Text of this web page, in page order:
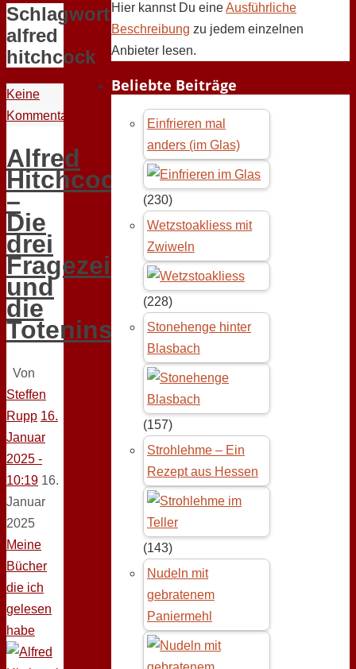
Schlagwort:
alfred
hitchcock
Keine
Kommentare
Alfred
Hitchcock
–
Die
drei
Fragezeichen
und
die
Toteninsel
Von
Steffen
Rupp 16.
Januar
2025 -
10:19 16.
Januar
2025
Meine
Bücher
die ich
gelesen
habe
Hier kannst Du eineAusführliche
Beschreibung zu jedem einzelnen
Anbieter lesen.
Beliebte Beiträge
Einfrieren mal
anders (im Glas)
(230)
Wetzstoakliess mit
Zwiweln
(228)
Stonehenge hinter
Blasbach
(157)
Strohlehme – Ein
Rezept aus Hessen
(143)
Nudeln mit
gebratenem
Paniermehl